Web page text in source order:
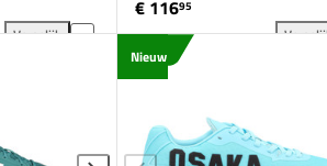
Vergelijk
Osaka Furo toevoegen aan vergelijking
€ 11695
Nieuw